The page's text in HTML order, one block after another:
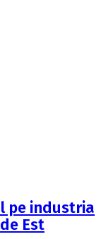
pe industria
Est